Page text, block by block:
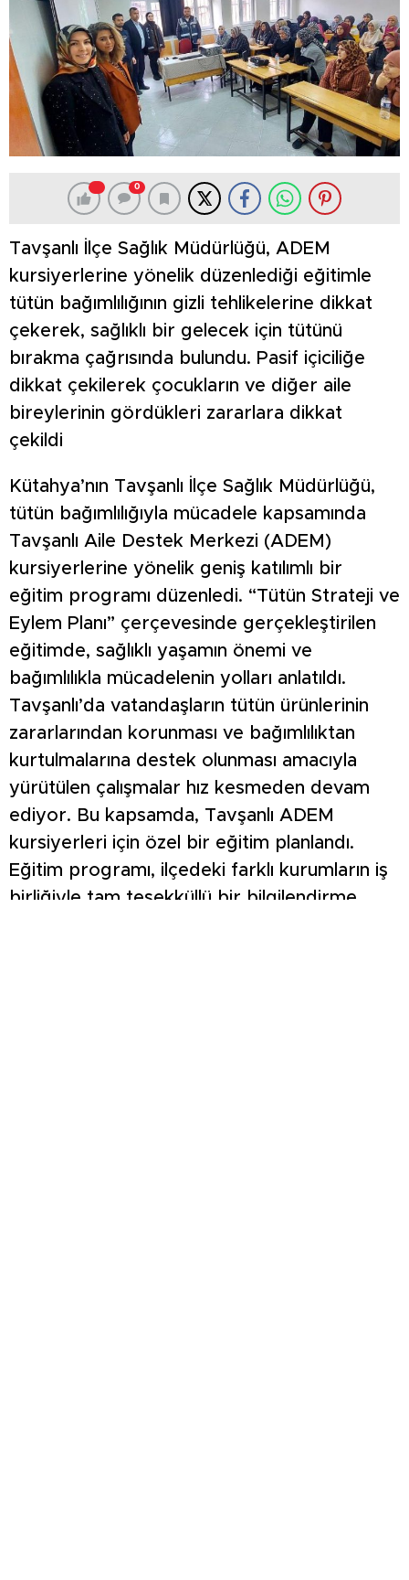
0
Tavşanlı İlçe Sağlık Müdürlüğü, ADEM
kursiyerlerine yönelik düzenlediği eğitimle
tütün bağımlılığının gizli tehlikelerine dikkat
çekerek, sağlıklı bir gelecek için tütünü
bırakma çağrısında bulundu. Pasif içiciliğe
dikkat çekilerek çocukların ve diğer aile
bireylerinin gördükleri zararlara dikkat
çekildi
Kütahya’nın Tavşanlı İlçe Sağlık Müdürlüğü,
tütün bağımlılığıyla mücadele kapsamında
Tavşanlı Aile Destek Merkezi (ADEM)
kursiyerlerine yönelik geniş katılımlı bir
eğitim programı düzenledi. “Tütün Strateji ve
Eylem Planı” çerçevesinde gerçekleştirilen
eğitimde, sağlıklı yaşamın önemi ve
bağımlılıkla mücadelenin yolları anlatıldı.
Tavşanlı’da vatandaşların tütün ürünlerinin
zararlarından korunması ve bağımlılıktan
kurtulmalarına destek olunması amacıyla
yürütülen çalışmalar hız kesmeden devam
ediyor. Bu kapsamda, Tavşanlı ADEM
kursiyerleri için özel bir eğitim planlandı.
Eğitim programı, ilçedeki farklı kurumların iş
birliğiyle tam teşekküllü bir bilgilendirme